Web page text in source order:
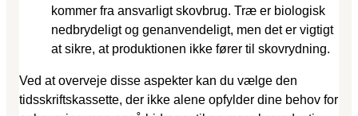
kommer fra ansvarligt skovbrug. Træ er biologisk
nedbrydeligt og genanvendeligt, men det er vigtigt
at sikre, at produktionen ikke fører til skovrydning.
Ved at overveje disse aspekter kan du vælge den
tidsskriftskassette, der ikke alene opfylder dine behov for